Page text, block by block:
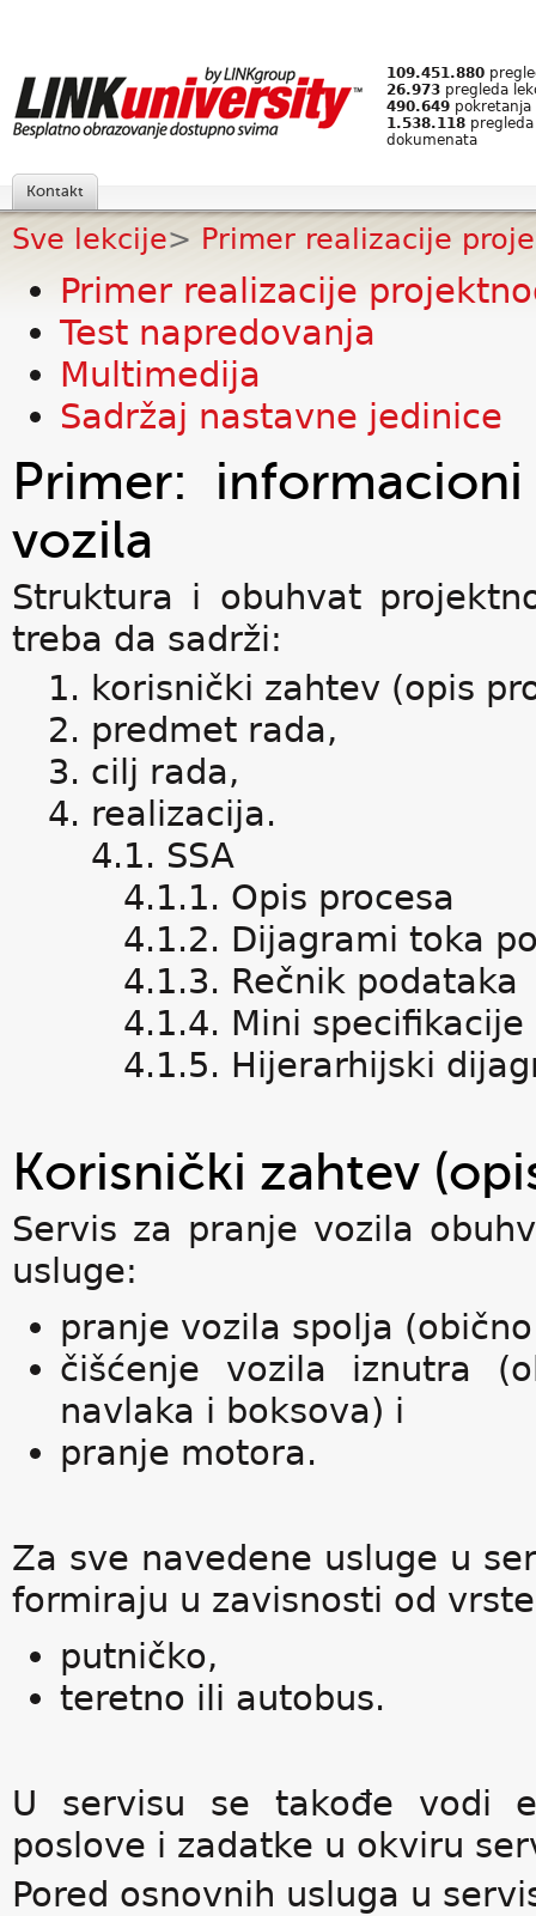
109.451.880
26.973 pregleda
490.649 pokretanja
1.538.118
dokumenata
Kontakt
Sve lekcije> Primer realizacije
Primer realizacije
Test napredovanja
Multimedija
Sadržaj nastavne jedinice
Primer:
vozila
Struktura i obuhvat
treba da sadrži:
1. korisnički zahtev (opis
2. predmet rada,
3. cilj rada,
4. realizacija.
4.1. SSA
4.1.1. Opis procesa
4.1.2. Dijagrami toka
4.1.3. Rečnik podataka
4.1.4. Mini specifikacije
4.1.5. Hijerarhijski
Korisnički zahtev
Servis za pranje vozila
usluge:
pranje vozila spolja
čišćenje vozila iznutra
navlaka i boksova) i
pranje motora.
Za sve navedene usluge u
formiraju u zavisnosti od
putničko,
teretno ili autobus.
U servisu se takođe vodi
poslove i zadatke u okviru
Pored osnovnih usluga u